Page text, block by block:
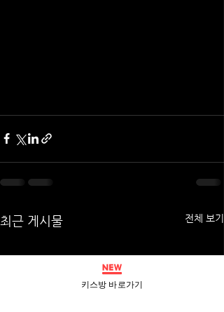
최근 게시물 전체 보기
키스방 바로가기